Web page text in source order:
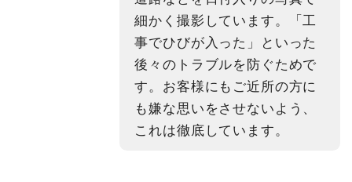
細かく撮影しています。「工
事でひびが入った」といった
後々のトラブルを防ぐためで
す。お客様にもご近所の方に
も嫌な思いをさせないよう、
これは徹底しています。